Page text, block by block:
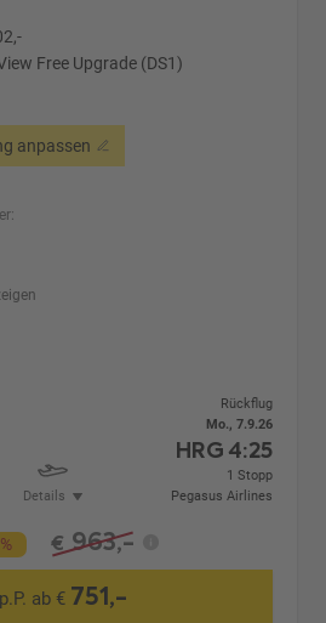
Free Upgrade (DS1)
anpassen
Details
Rückflug
Mo., 7.9.26
HRG 4:25
1 Stopp
Pegasus Airlines
€ 963,-
p.P. ab € 751,-